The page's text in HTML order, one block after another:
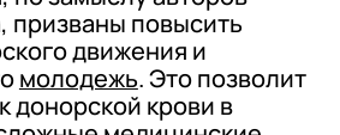
призваны повысить
движения и
молодежь. Это позволит
донорской крови в